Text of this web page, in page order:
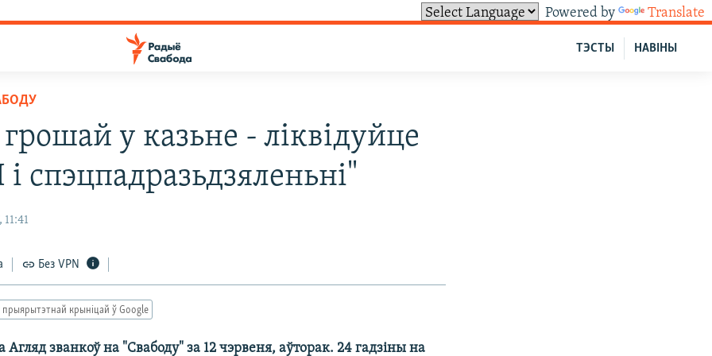
Powered by Translate
НАВІНЫ
ТЭСТЫ
у казьне - ліквідуйце
спэцпадразьдзяленьні"
Без VPN
прыярытэтнай крыніцай ў Google
Агляд званкоў на "Свабоду" за 12 чэрвеня, аўторак. 24 гадзіны на